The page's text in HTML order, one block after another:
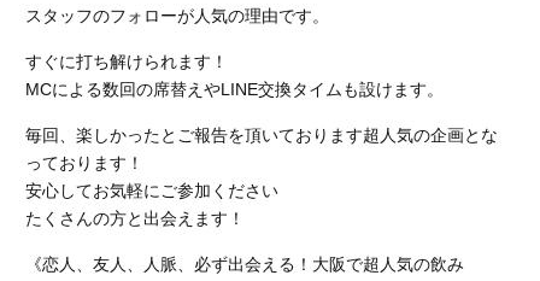
スタッフのフォローが人気の理由です。
すぐに打ち解けられます！
MCによる数回の席替えやLINE交換タイムも設けます。
毎回、楽しかったとご報告を頂いております超人気の企画とな
っております！
安心してお気軽にご参加ください
たくさんの方と出会えます！
《恋人、友人、人脈、必ず出会える！大阪で超人気の飲み